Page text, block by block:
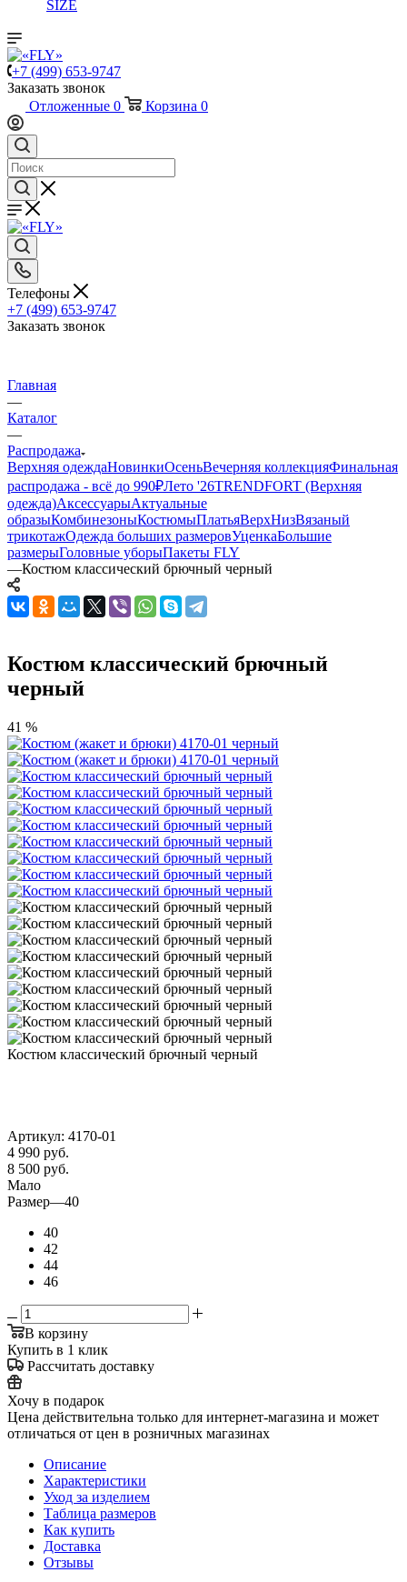
SIZE
+7 (499) 653-9747
Заказать звонок
Отложенные 0 Корзина 0
Телефоны
+7 (499) 653-9747
Заказать звонок
Главная
—
Каталог
—
Распродажа
Верхняя одеждаНовинкиОсеньВечерняя коллекцияФинальная
распродажа - всё до 990₽Лето '26TRENDFORT (Верхняя
одежда)АксессуарыАктуальные
образыКомбинезоныКостюмыПлатьяВерхНизВязаный
трикотажОдежда больших размеровУценкаБольшие
размерыГоловные уборыПакеты FLY
—Костюм классический брючный черный
Костюм классический брючный
черный
41 %
Костюм классический брючный черный
Артикул: 4170-01
4 990 руб.
8 500 руб.
Мало
Размер—40
40
42
44
46
В корзину
Купить в 1 клик
Рассчитать доставку
Хочу в подарок
Цена действительна только для интернет-магазина и может
отличаться от цен в розничных магазинах
Описание
Характеристики
Уход за изделием
Таблица размеров
Как купить
Доставка
Отзывы